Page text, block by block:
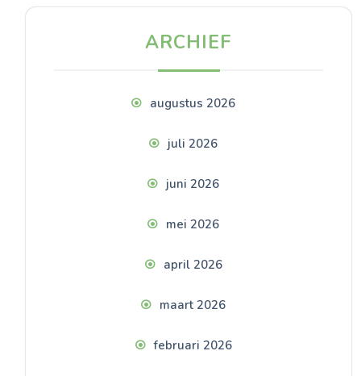
ARCHIEF
augustus 2026
juli 2026
juni 2026
mei 2026
april 2026
maart 2026
februari 2026